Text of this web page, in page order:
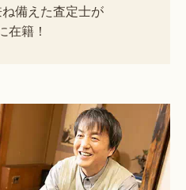
備えた査定士が
在籍！